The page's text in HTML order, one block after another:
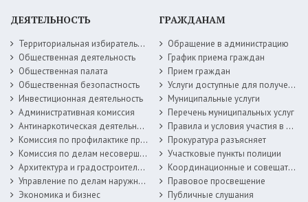
ДЕЯТЕЛЬНОСТЬ
Территориальная избирательная комиссия
Общественная деятельность
Общественная палата
Общественная безопастность
Инвестиционная деятельность
Административная комиссия
Антинаркотическая деятельность
Комиссия по профилактике правонарушений
Комиссия по делам несовершеннолетних
Архитектура и градостроительство
Управление по делам наружной рекламы
Экономика и бизнес
ГРАЖДАНАМ
Обращение в администрацию
График приема граждан
Прием граждан
Услуги доступные для получения в электронной форме
Муниципальные услуги
Перечень муниципальных услуг
Правила и условия участия в жилищных программах
Прокуратура разъясняет
Участковые пункты полиции
Координационные и совещательные органы
Правовое просвещение
Публичные слушания